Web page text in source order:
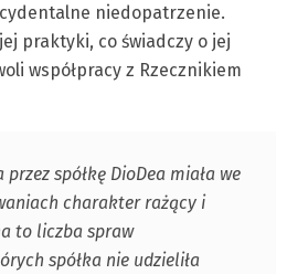
niedopatrzenie.
praktyki, co świadczy o jej
współpracy z Rzecznikiem
spółkę DioDea miała we
charakter rażący i
to liczba spraw
spółka nie udzieliła